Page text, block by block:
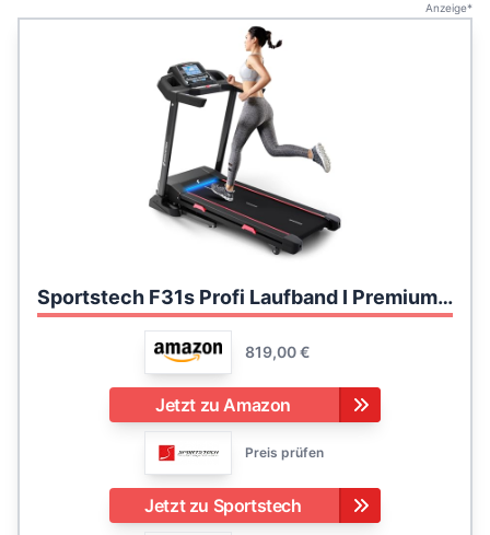
Anzeige*
Sportstech F31s Profi Laufband I Premium App mit On Demand & Live Kursen I Innovative Selbst-Schmier-Funktion, Bluetooth Speaker, 4PS, 16km/h – Laufband klappbar und kompakt verstaubar
819,00 €
Jetzt zu Amazon
Preis prüfen
Jetzt zu Sportstech